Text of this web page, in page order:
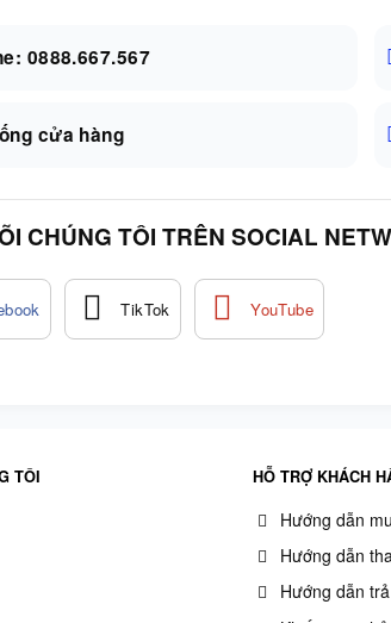
0888.667.567
cửa hàng
CHÚNG TÔI TRÊN SOCIAL
TÔI HỖ TRỢ KHÁCH
Hướng dẫn
Hướng dẫn
Hướng dẫn